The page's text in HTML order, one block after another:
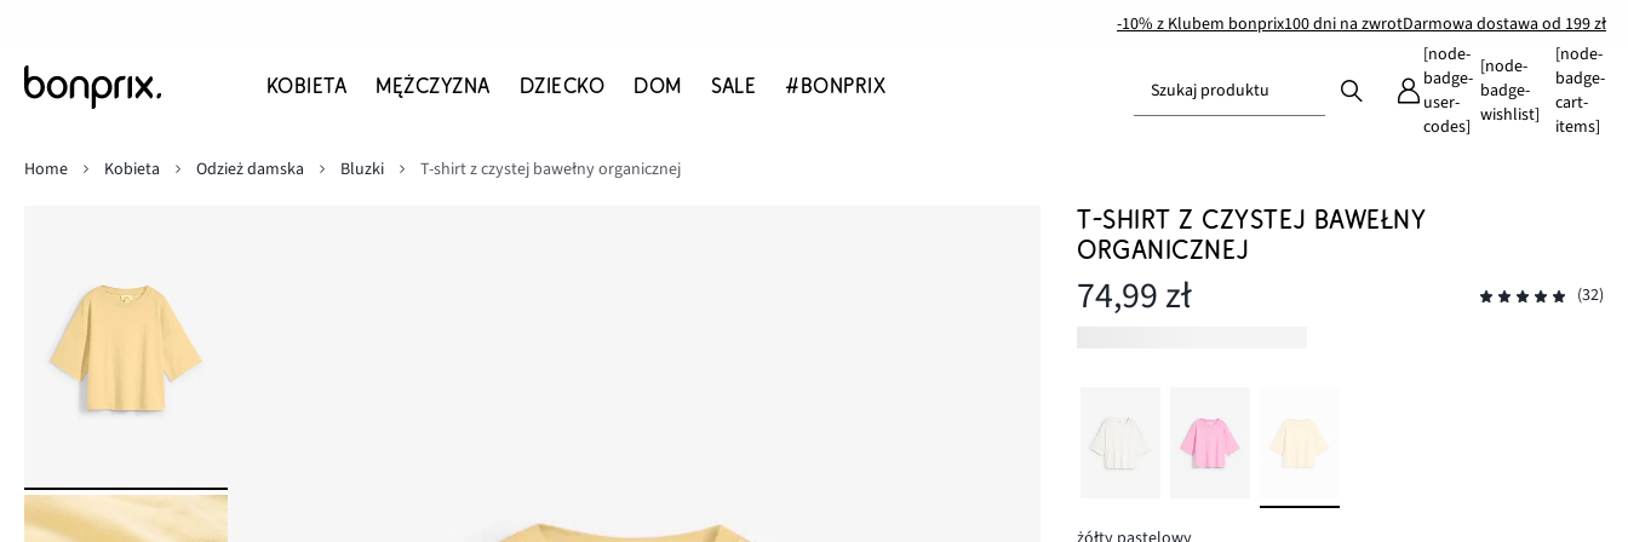
-10% z Klubem bonprix100 dni na zwrotDarmowa dostawa od 199 zł
KOBIETA MĘŻCZYZNA DZIECKO DOM SALE #BONPRIX Szukaj produktu
[node-
badge-
user-
codes]
[node-
badge-
wishlist]
[node-
badge-
cart-
items]
Home
Kobieta Odzież damska Bluzki T-shirt z czystej bawełny organicznej
T-SHIRT Z CZYSTEJ BAWEŁNY
ORGANICZNEJ
74,99 zł (32)